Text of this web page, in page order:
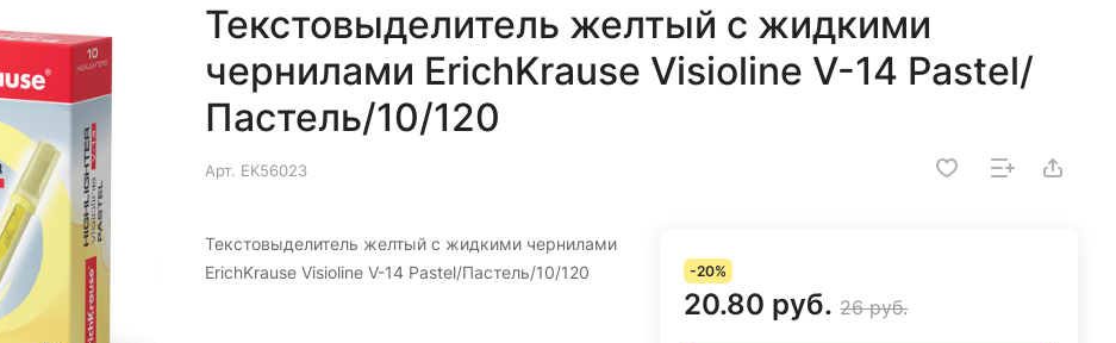
Текстовыделитель желтый с жидкими
чернилами ErichKrause Visioline V-14 Pastel/
Пастель/10/120
Арт. EK56023
Текстовыделитель желтый с жидкими чернилами
ErichKrause Visioline V-14 Pastel/Пастель/10/120
-20%
20.80 руб. 26 руб.